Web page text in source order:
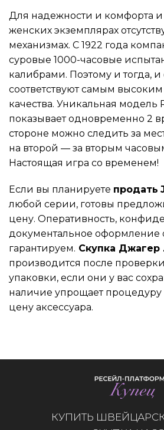
Для надежности и комфорта и
женских экземплярах
механизмах. С 1922 года
суровые 1000-часовые
калибрами. Поэтому и тогда, и
соответствуют самым высоким
качества. Уникальная модель
показывает одновременно 2
стороне можно следить за
на второй — за вторым
Настоящая игра со временем!
Если вы планируете продать
любой серии, готовы
цену. Оперативность,
документальное оформление
гарантируем. Скупка Джагер
производится после
упаковки, если они у вас
наличие упрощает процедуру
цену аксессуара.
КУПИТЬ